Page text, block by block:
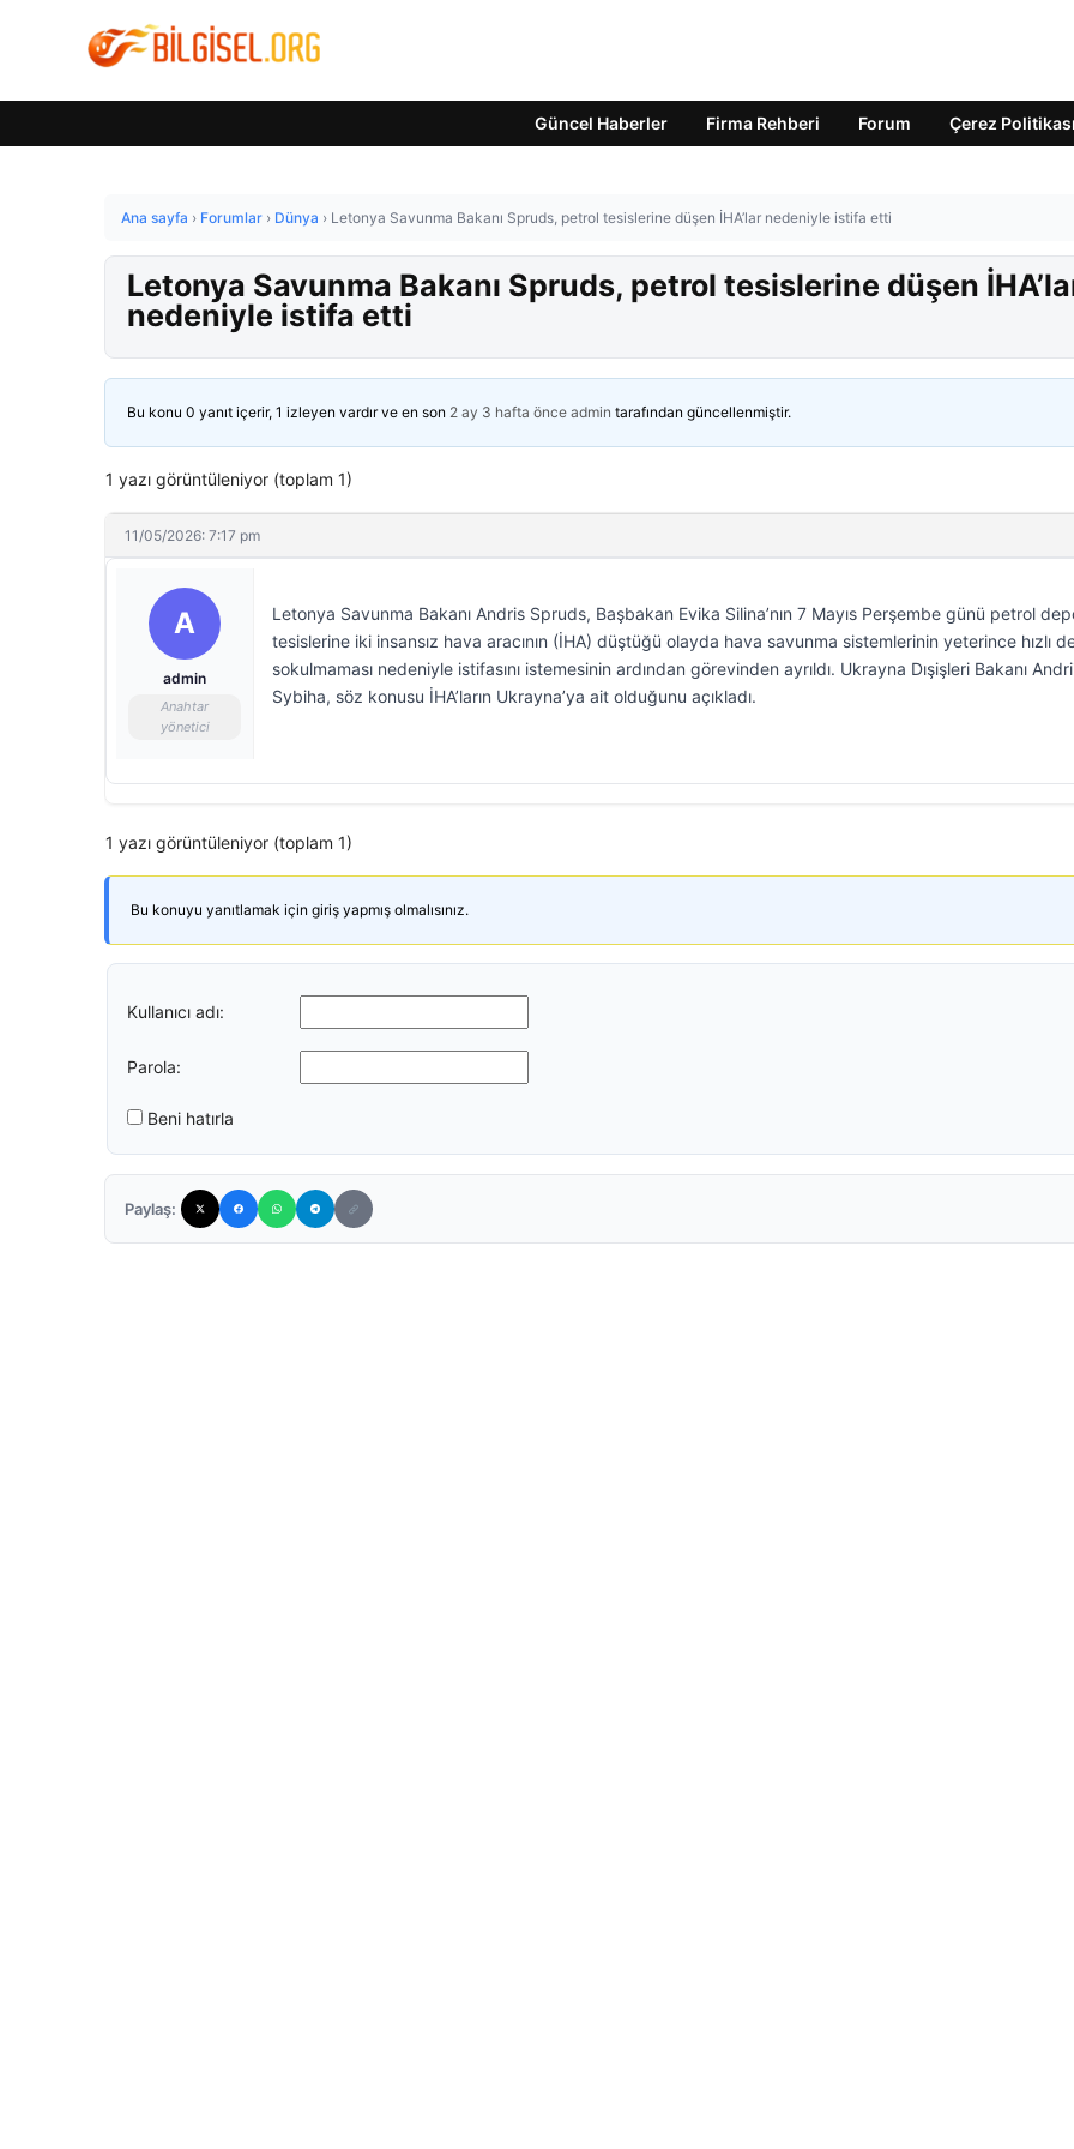
Güncel Haberler Firma Rehberi Forum Çerez Politikası
Ana sayfa › Forumlar › Dünya › Letonya Savunma Bakanı Spruds, petrol tesislerine düşen İHA’lar nedeniyle istifa etti
Letonya Savunma Bakanı Spruds, petrol tesislerine düşen
nedeniyle istifa etti
Bu konu 0 yanıt içerir, 1 izleyen vardır ve en son 2 ay 3 hafta önce admin tarafından güncellenmiştir.
1 yazı görüntüleniyor (toplam 1)
11/05/2026: 7:17 pm
A
admin
Anahtar
yönetici
Letonya Savunma Bakanı Andris Spruds, Başbakan Evika Silina’nın 7 Mayıs Perşembe günü petrol
tesislerine iki insansız hava aracının (İHA) düştüğü olayda hava savunma sistemlerinin yeterince hızlı
sokulmaması nedeniyle istifasını istemesinin ardından görevinden ayrıldı. Ukrayna Dışişleri Bakanı
Sybiha, söz konusu İHA’ların Ukrayna’ya ait olduğunu açıkladı.
1 yazı görüntüleniyor (toplam 1)
Bu konuyu yanıtlamak için giriş yapmış olmalısınız.
Kullanıcı adı:
Parola:
Beni hatırla
Paylaş: